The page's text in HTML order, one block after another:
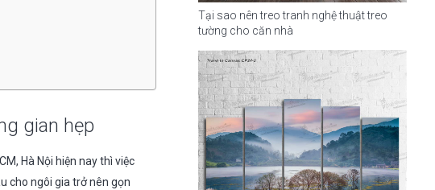
gian hẹp
Hà Nội hiện nay thì việc
cho ngôi gia trở nên gọn
Tại sao nên treo tranh nghệ thuật treo
tường cho căn nhà